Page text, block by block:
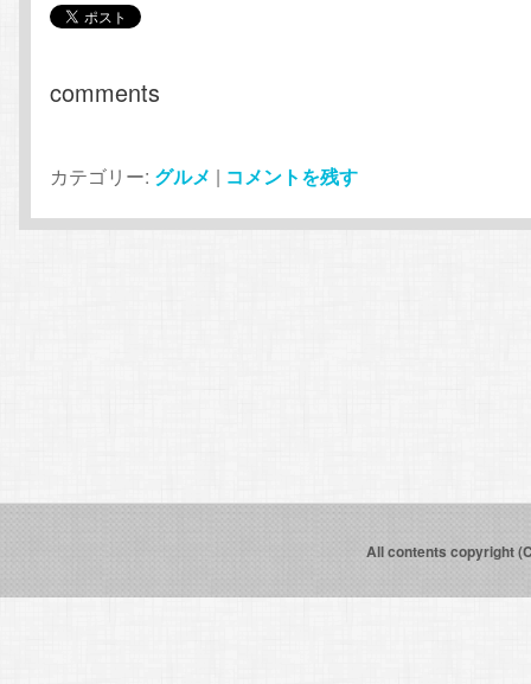
comments
カテゴリー: グルメ | コメントを残す
All contents copyright